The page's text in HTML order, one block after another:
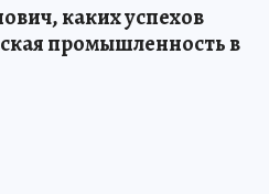
каких успехов
промышленность в